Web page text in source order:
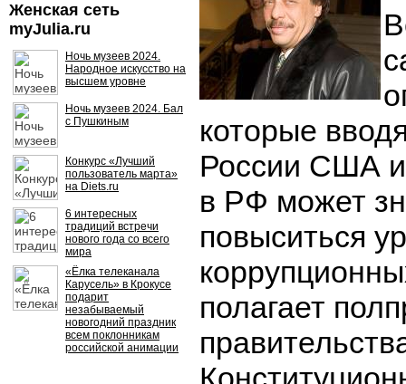
Женская сеть
myJulia.ru
Ночь музеев 2024.
Народное искусство на
высшем уровне
Ночь музеев 2024. Бал
с Пушкиным
Конкурс «Лучший
пользователь марта»
на Diets.ru
6 интересных
традиций встречи
нового года со всего
мира
«Ёлка телеканала
Карусель» в Крокусе
подарит
незабываемый
новогодний праздник
всем поклонникам
российской анимации
которые
России США
в РФ может
повыситься
полагает